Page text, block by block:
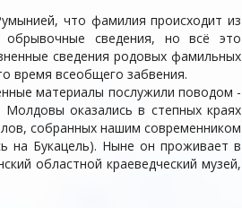
что фамилия происходит из
обрывочные сведения, но всё это
сведения родовых фамильных
время всеобщего забвения.
материалы послужили поводом -
оказались в степных краях
собранных нашим современником
на Букацель). Ныне он проживает в
областной краеведческий музей,